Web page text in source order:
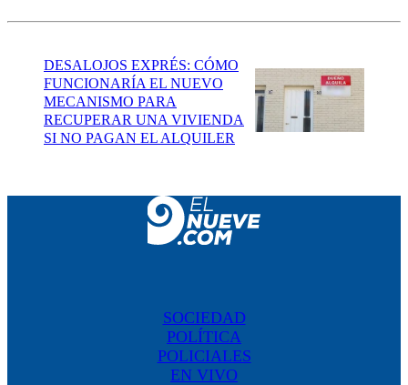
DESALOJOS EXPRÉS: CÓMO
FUNCIONARÍA EL NUEVO
MECANISMO PARA
RECUPERAR UNA VIVIENDA
SI NO PAGAN EL ALQUILER
SOCIEDAD
POLÍTICA
POLICIALES
EN VIVO